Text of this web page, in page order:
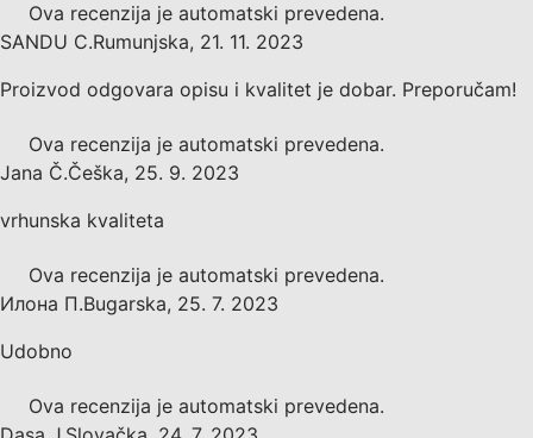
Ova recenzija je automatski prevedena.
SANDU C.Rumunjska, 21. 11. 2023
Proizvod odgovara opisu i kvalitet je dobar. Preporučam!
Ova recenzija je automatski prevedena.
Jana Č.Češka, 25. 9. 2023
vrhunska kvaliteta
Ova recenzija je automatski prevedena.
Илона П.Bugarska, 25. 7. 2023
Udobno
Ova recenzija je automatski prevedena.